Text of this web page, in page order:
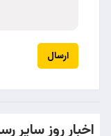
ارسال